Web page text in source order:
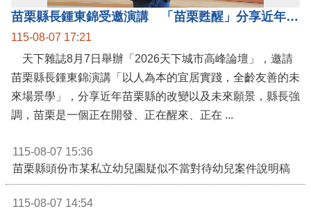
115-08-07 17:21
天下雜誌8月7日舉辦「2026天下城市高峰論壇」，邀請
苗栗縣長鍾東錦演講「以人為本的宜居實踐，全齡友善的未
來場景學」，分享近年苗栗縣的改變以及未來願景，縣長強
115-08-07 15:36
苗栗縣頭份市某私立幼兒園疑似不當對待幼兒案件說明稿
115-08-07 14:54